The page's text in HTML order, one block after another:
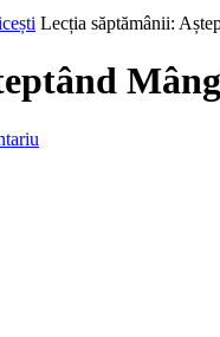
Lecția săptămânii: